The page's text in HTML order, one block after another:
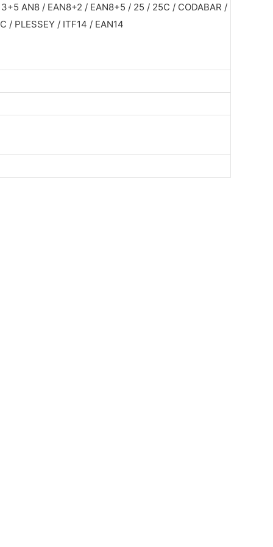
AN8 / EAN8+2 / EAN8+5 / 25 / 25C / CODABAR /
/ PLESSEY / ITF14 / EAN14